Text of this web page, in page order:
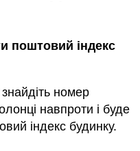
поштовий індекс
номер
навпроти і буде
індекс будинку.